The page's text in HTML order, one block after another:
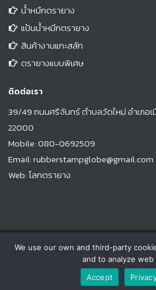
น้ำหมึกตรายาง
แป้นน้ำหมึกตรายาง
สินค้างานแกะสลัก
ตรายางแบบพิเศษ
ติดต่อเรา
39/49 ถนนศรีจันทร์ ตำบลวัดใหม่ อำเภอ
22000
Mobile:080-0692509
Email:rubberstampglobe@gmail.com
Web:โลกตรายาง
Reserved
FacebookEmail
We use our own and third-party
and to analyze
Accept